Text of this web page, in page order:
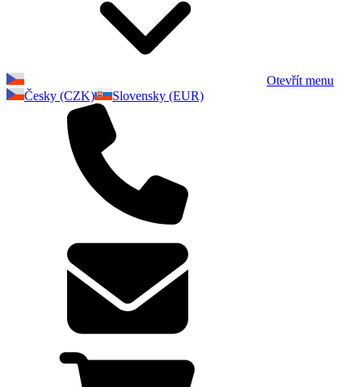
Otevřít menu
Česky (CZK)
Slovensky (EUR)